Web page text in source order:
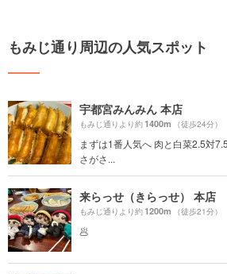
もみじ通り周辺の人気スポット
宇都宮みんみん 本店
もみじ通りより約1400m （徒歩24分）
まずは1番人気へ 肉と白菜2.5対
さがさ...
来らっせ（きらっせ） 本店
もみじ通りより約1200m （徒歩21分）
🥟